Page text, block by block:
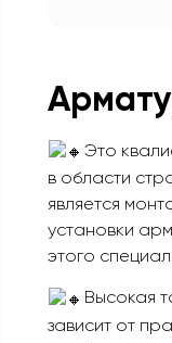
Это
в области
является
установки
этого
Высокая
зависит от